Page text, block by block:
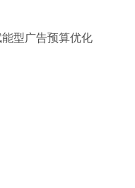
型广告预算优化